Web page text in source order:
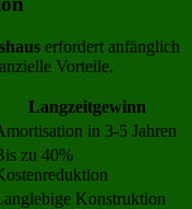
erfordert anfänglich
Vorteile.
Langzeitgewinn
in 3-5 Jahren
zu 40%
Konstruktion